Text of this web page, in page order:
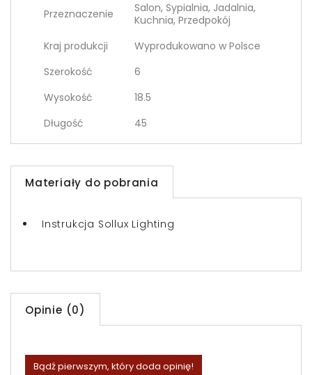
Przeznaczenie
Salon, Sypialnia, Jadalnia,
Kuchnia, Przedpokój
Kraj produkcji
Wyprodukowano w Polsce
Szerokość
6
Wysokość
18.5
Długość
45
Materiały do pobrania
Instrukcja Sollux Lighting
Opinie (0)
Bądź pierwszym, który doda opinię!